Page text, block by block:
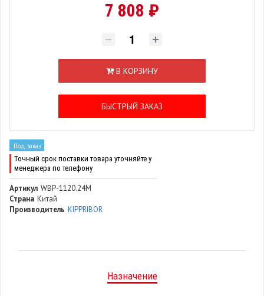
7 808 ₽
В КОРЗИНУ
БЫСТРЫЙ ЗАКАЗ
Под заказ
Точный срок поставки товара уточняйте у
менеджера по телефону
Артикул WBP-1120.24M
Страна Китай
Производитель KIPPRIBOR
Назначение